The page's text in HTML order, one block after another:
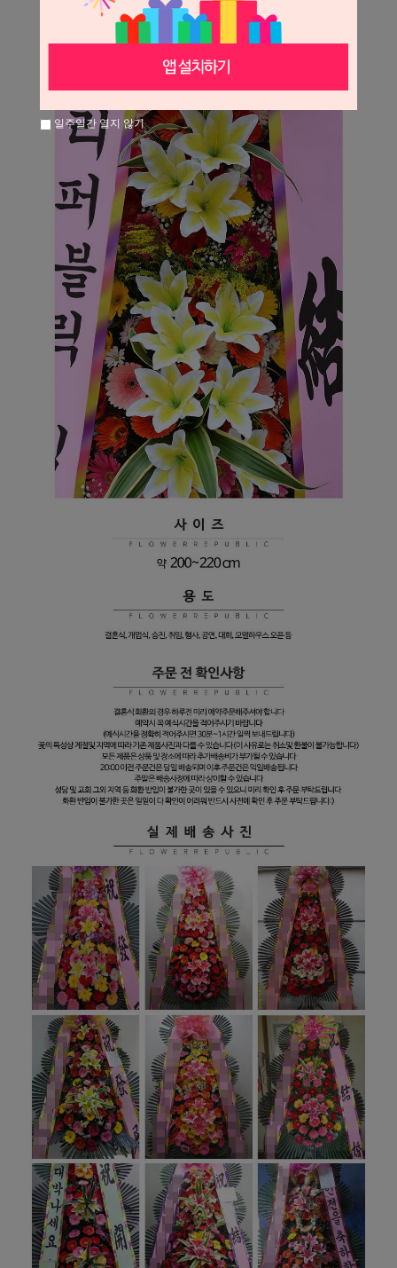
일주일간 열지 않기